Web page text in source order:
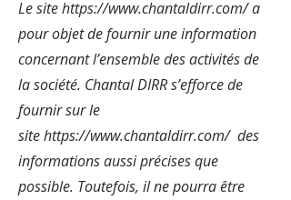
Le sitehttps://www.chantaldirr.com/a
pour objet de fournir une information
concernant l’ensemble des activités de
la société. Chantal DIRR s’efforce de
fournir sur le
sitehttps://www.chantaldirr.com/des
informations aussi précises que
possible. Toutefois, il ne pourra être